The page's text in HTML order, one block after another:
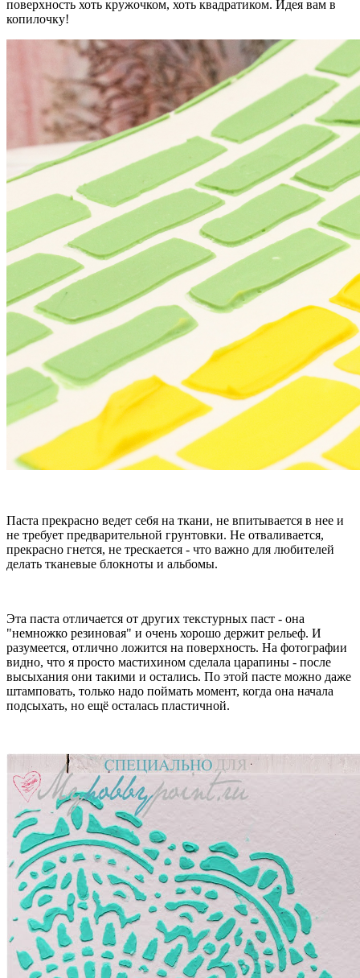
поверхность хоть кружочком, хоть квадратиком. Идея вам в
копилочку!
Паста прекрасно ведет себя на ткани, не впитывается в нее и
не требует предварительной грунтовки. Не отваливается,
прекрасно гнется, не трескается - что важно для любителей
делать тканевые блокноты и альбомы.
Эта паста отличается от других текстурных паст - она
"немножко резиновая" и очень хорошо держит рельеф. И
разумеется, отлично ложится на поверхность. На фотографии
видно, что я просто мастихином сделала царапины - после
высыхания они такими и остались. По этой пасте можно даже
штамповать, только надо поймать момент, когда она начала
подсыхать, но ещё осталась пластичной.